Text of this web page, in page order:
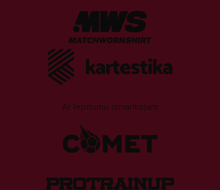
Ar lepnumu izmantojam